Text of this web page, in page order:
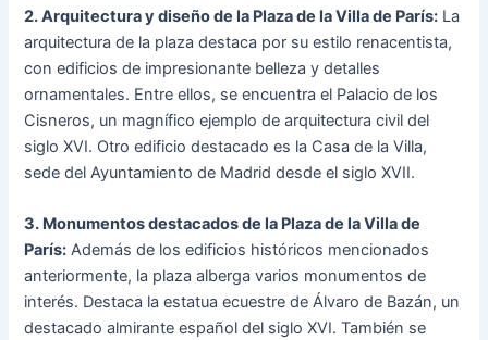
2. Arquitectura y diseño de la Plaza de la Villa de París: La
arquitectura de la plaza destaca por su estilo renacentista,
con edificios de impresionante belleza y detalles
ornamentales. Entre ellos, se encuentra el Palacio de los
Cisneros, un magnífico ejemplo de arquitectura civil del
siglo XVI. Otro edificio destacado es la Casa de la Villa,
sede del Ayuntamiento de Madrid desde el siglo XVII.
3. Monumentos destacados de la Plaza de la Villa de
París: Además de los edificios históricos mencionados
anteriormente, la plaza alberga varios monumentos de
interés. Destaca la estatua ecuestre de Álvaro de Bazán, un
destacado almirante español del siglo XVI. También se